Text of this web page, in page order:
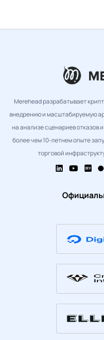
Merehead разрабатывает
внедрению и масштабируемую
на анализе сценариев отказов
более чем 10-летнем опыте
торговой